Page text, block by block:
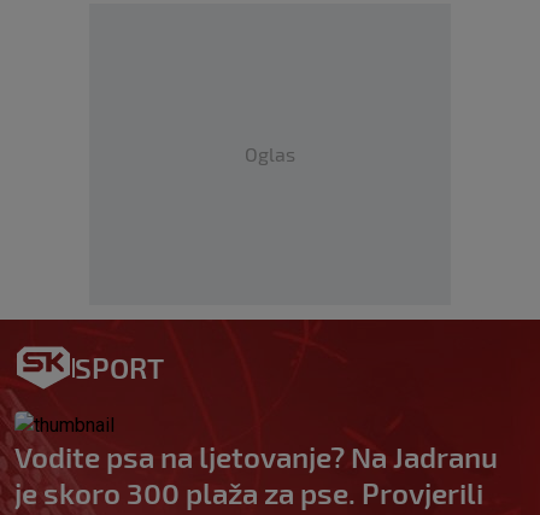
Oglas
SPORT
Vodite psa na ljetovanje? Na Jadranu
je skoro 300 plaža za pse. Provjerili